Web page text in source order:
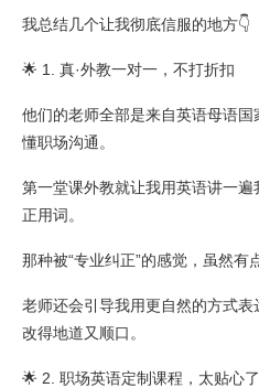
我总结几个让我彻底信服的地方👇
🌟 1. 真·外教一对一，不打折扣
他们的老师全部是来自英语母语
懂职场沟通。
第一堂课外教就让我用英语讲一
正用词。
那种被“专业纠正”的感觉，虽然有
老师还会引导我用更自然的方式表
改得地道又顺口。
🌟 2. 职场英语定制课程，太贴心了